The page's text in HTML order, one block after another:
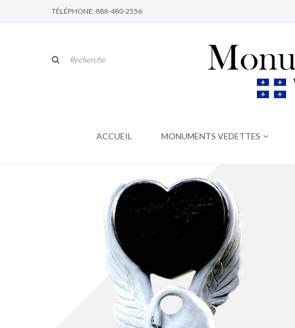
TÉLÉPHONE: 888-480-2556
ACCUEIL MONUMENTS VEDETTES